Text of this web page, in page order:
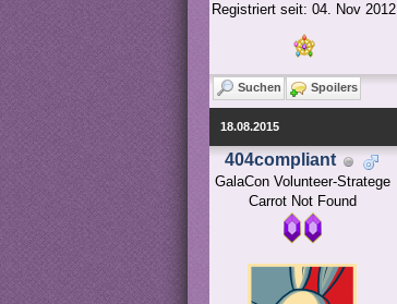
Registriert seit: 04. Nov 2012
Suchen Spoilers
18.08.2015
404compliant
GalaCon Volunteer-Stratege
Carrot Not Found